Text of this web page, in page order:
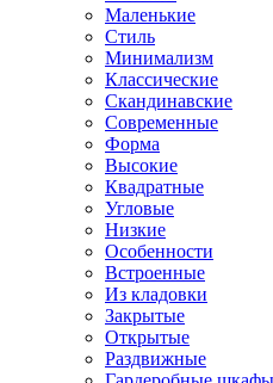
Маленькие
Стиль
Минимализм
Классические
Скандинавские
Современные
Форма
Высокие
Квадратные
Угловые
Низкие
Особенности
Встроенные
Из кладовки
Закрытые
Открытые
Раздвижные